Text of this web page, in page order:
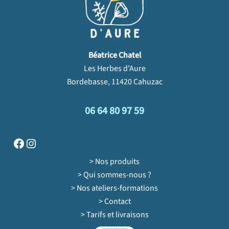
Béatrice Chatel
Les Herbes d'Aure
Bordebasse, 11420 Cahuzac
06 64 80 97 59
Facebook
Instagram
> Nos produits
> Qui sommes-nous ?
> Nos ateliers-formations
> Contact
> Tarifs et livraisons